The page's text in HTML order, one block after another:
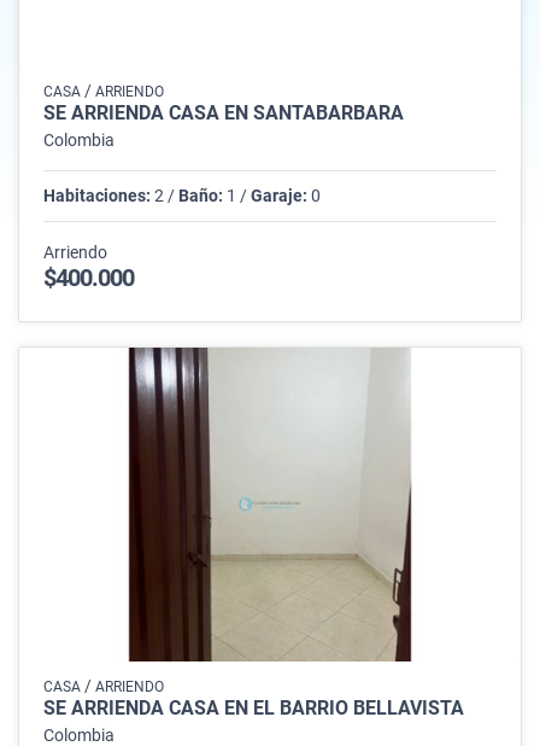
CASA / ARRIENDO
SE ARRIENDA CASA EN SANTABARBARA
Colombia
Habitaciones: 2 / Baño: 1 /Garaje: 0
Arriendo
$400.000
CASA / ARRIENDO
SE ARRIENDA CASA EN EL BARRIO BELLAVISTA
Colombia